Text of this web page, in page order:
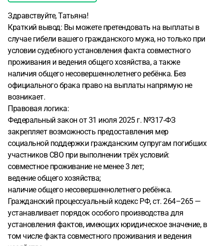
Здравствуйте, Татьяна!
Краткий вывод: Вы можете претендовать на выплаты в
случае гибели вашего гражданского мужа, но только при
условии судебного установления факта совместного
проживания и ведения общего хозяйства, а также
наличия общего несовершеннолетнего ребёнка. Без
официального брака право на выплаты напрямую не
возникает.
Правовая логика:
Федеральный закон от 31 июля 2025 г. №317‑ФЗ
закрепляет возможность предоставления мер
социальной поддержки гражданским супругам погибших
участников СВО при выполнении трёх условий:
совместное проживание не менее 3 лет;
ведение общего хозяйства;
наличие общего несовершеннолетнего ребёнка.
Гражданский процессуальный кодекс РФ, ст. 264–265 —
устанавливает порядок особого производства для
установления фактов, имеющих юридическое значение, в
том числе факта совместного проживания и ведения